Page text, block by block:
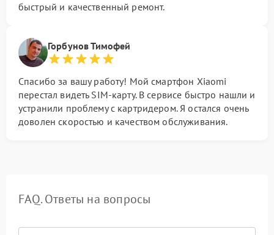
быстрый и качественный ремонт.
Горбунов Тимофей
Спасибо за вашу работу! Мой смартфон Xiaomi
перестал видеть SIM-карту. В сервисе быстро нашли и
устранили проблему с картридером. Я остался очень
доволен скоростью и качеством обслуживания.
FAQ. Ответы на вопросы